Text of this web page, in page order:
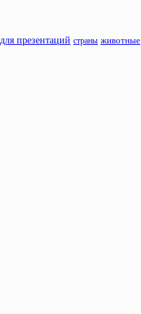
для презентаций страны животные